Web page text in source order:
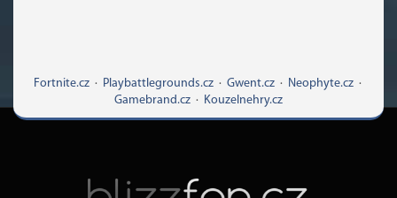
Fortnite.cz· Playbattlegrounds.cz· Gwent.cz· Neophyte.cz·
Gamebrand.cz · Kouzelnehry.cz